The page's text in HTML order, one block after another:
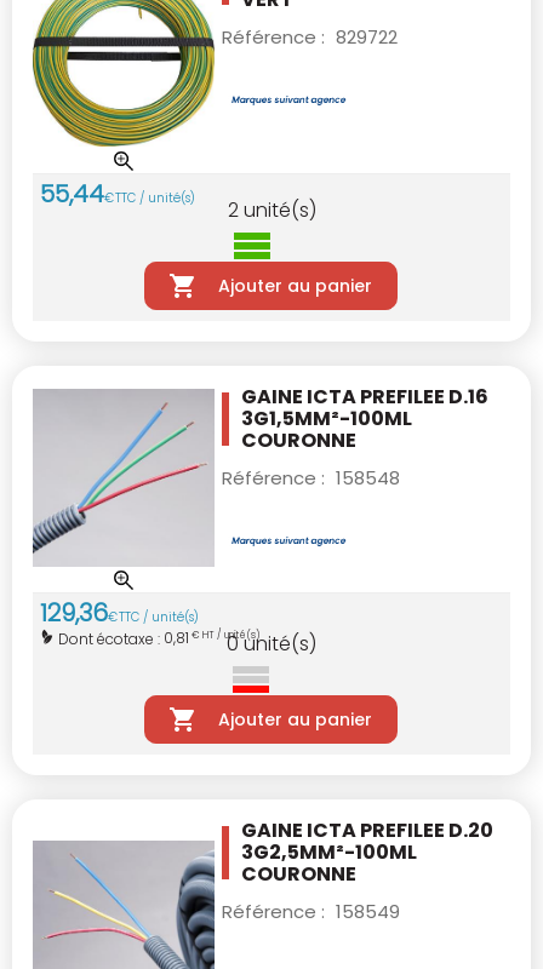
Référence : 829722
55,44€TTC / unité(s) 2unité(s)
Ajouter au panier
GAINE ICTA PREFILEE D.16
3G1,5MM²-100ML
COURONNE
Référence : 158548
129,36€TTC / unité(s)
Dont écotaxe : 0,81 € HT / unité(s)
0unité(s)
Ajouter au panier
GAINE ICTA PREFILEE D.20
3G2,5MM²-100ML
COURONNE
Référence : 158549